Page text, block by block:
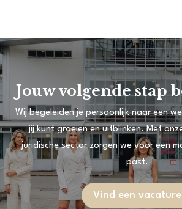
Jouw volgende stap
Wij begeleiden je persoonlijk naar een
jij kunt groeien en uitblinken. Met
juridische sector zorgen we voor een
past.
Vind een vacature